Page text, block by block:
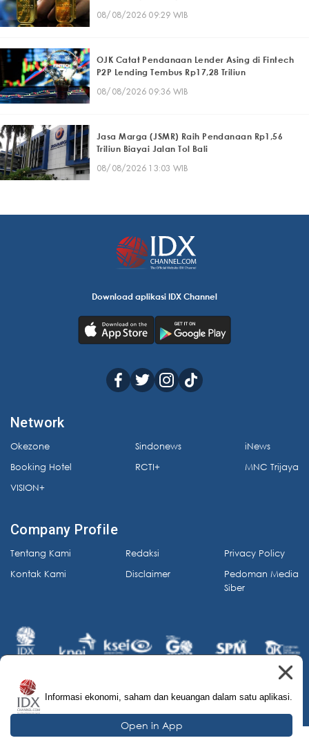
08/08/2026 09:29 WIB
OJK Catat Pendanaan Lender Asing di Fintech
P2P Lending Tembus Rp17,28 Triliun
08/08/2026 09:36 WIB
Jasa Marga (JSMR) Raih Pendanaan Rp1,56
Triliun Biayai Jalan Tol Bali
08/08/2026 13:03 WIB
Download aplikasi IDX Channel
Network
Okezone
Booking Hotel
VISION+
Sindonews
RCTI+
iNews
MNC Trijaya
Company Profile
Tentang Kami
Kontak Kami
Redaksi
Disclaimer
Privacy Policy
Pedoman Media
Siber
© 2026 IDX Channel. All Rights Reserved.
Informasi ekonomi, saham dan keuangan dalam satu aplikasi.
Open in App